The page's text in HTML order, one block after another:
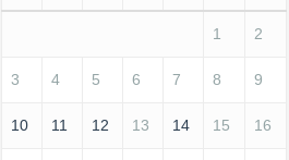
1 2
3 4 5 6 7 8 9
10 11 12 13 14 15 16